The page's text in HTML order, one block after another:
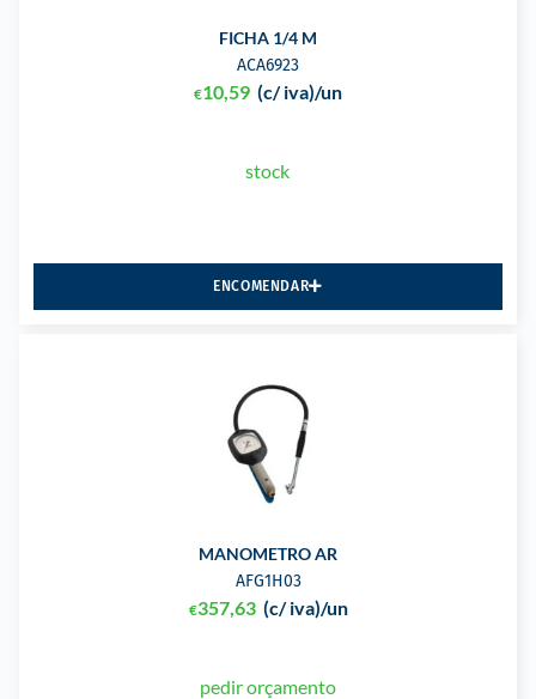
FICHA 1/4 M
ACA6923
€10,59 (c/ iva)/un
stock
ENCOMENDAR
MANOMETRO AR
AFG1H03
€357,63 (c/ iva)/un
pedir orçamento